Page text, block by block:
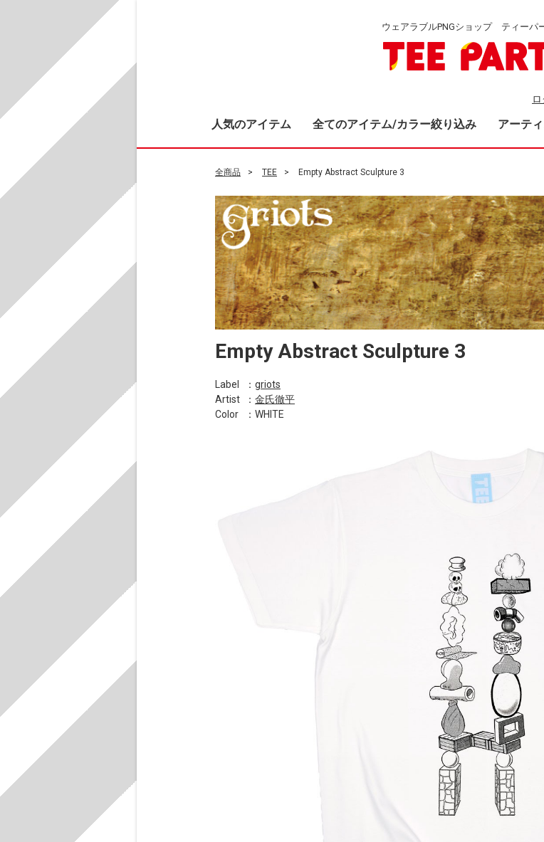
ウェアラブルPNGショップ ティーパ
人気のアイテム 全てのアイテム/カラー絞り込み アーテ
全商品 TEE Empty Abstract Sculpture 3
Empty Abstract Sculpture 3
Label ： griots
Artist
： 金氏徹平
Color
：WHITE